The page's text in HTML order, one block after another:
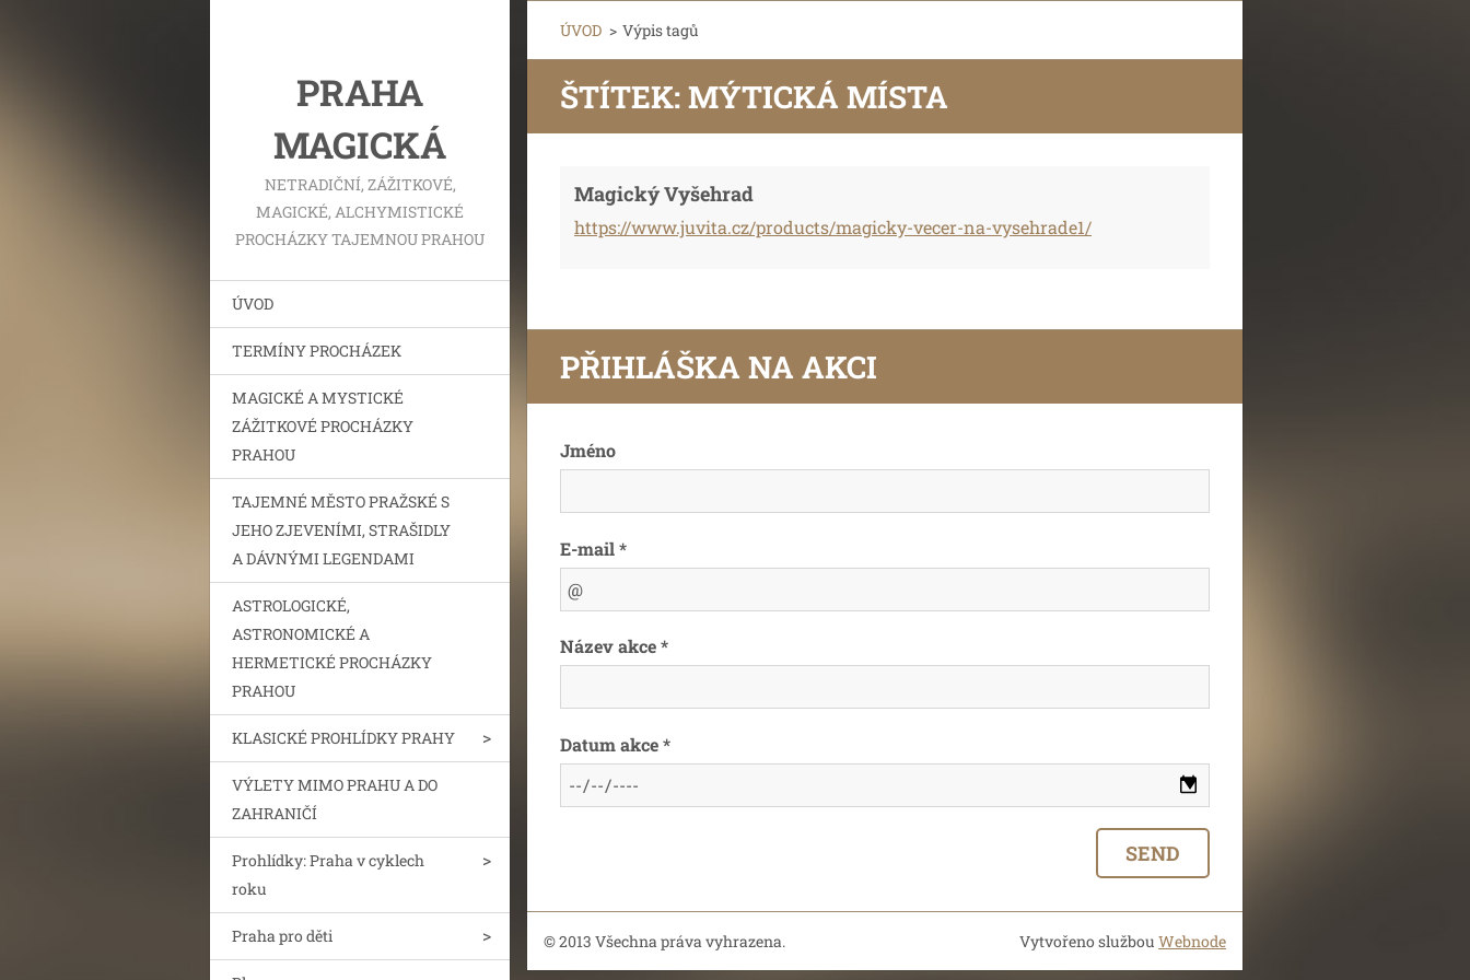
PRAHA
MAGICKÁ
NETRADIČNÍ, ZÁŽITKOVÉ,
MAGICKÉ, ALCHYMISTICKÉ
PROCHÁZKY TAJEMNOU PRAHOU
ÚVOD
TERMÍNY PROCHÁZEK
MAGICKÉ A MYSTICKÉ
ZÁŽITKOVÉ PROCHÁZKY
PRAHOU
TAJEMNÉ MĚSTO PRAŽSKÉ S
JEHO ZJEVENÍMI, STRAŠIDLY
A DÁVNÝMI LEGENDAMI
ASTROLOGICKÉ,
ASTRONOMICKÉ A
HERMETICKÉ PROCHÁZKY
PRAHOU
KLASICKÉ PROHLÍDKY PRAHY
VÝLETY MIMO PRAHU A DO
ZAHRANIČÍ
Prohlídky: Praha v cyklech
roku
Praha pro děti
ÚVOD > Výpis tagů
ŠTÍTEK: MÝTICKÁ MÍSTA
Magický Vyšehrad
https://www.juvita.cz/products/magicky-vecer-na-vysehrade1/
PŘIHLÁŠKA NA AKCI
Jméno
E-mail *
Název akce *
Datum akce *
© 2013 Všechna práva vyhrazena. Vytvořeno službouWebnode